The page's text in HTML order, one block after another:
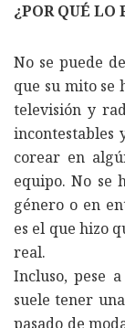
¿POR QUÉ LO
No se puede
que su mito se
televisión y
incontestables
corear en
equipo. No se
género o en
es el que hizo
real.
Incluso, pese
suele tener
pasado de